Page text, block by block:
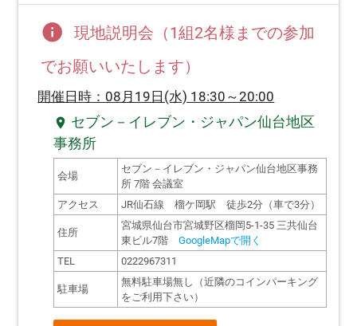
info
現地説明会（1組2名様までの参加
でお願いいたします）
開催日時：08月19日(水) 18:30～20:00
location_on セブン－イレブン・ジャパン仙台地区
事務所
会場
セブン－イレブン・ジャパン仙台地区事務
所 7階 会議室
アクセス
JR仙石線 榴ケ岡駅 徒歩2分（車で3分）
住所
宮城県仙台市宮城野区榴岡5-1-35 三共仙台
東ビル7階
GoogleMapで開く
TEL
0222967311
駐車場
無料駐車場無し（近隣のコインパーキング
をご利用下さい）